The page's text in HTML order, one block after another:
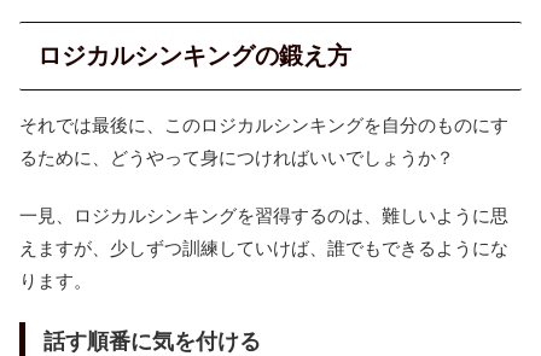
ロジカルシンキングの鍛え方
それでは最後に、このロジカルシンキングを自分のものにす
るために、どうやって身につければいいでしょうか？
一見、ロジカルシンキングを習得するのは、難しいように思
えますが、少しずつ訓練していけば、誰でもできるようにな
ります。
話す順番に気を付ける